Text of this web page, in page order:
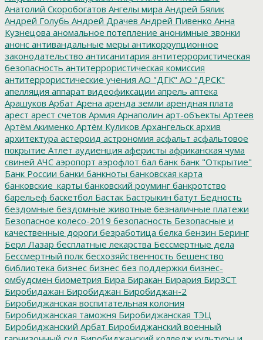
Анатолий Скоробогатов Ангелы мира Андрей Бялик
Андрей Голубь Андрей Драчев Андрей Пивенко Анна
Кузнецова аномальное потепление анонимные звонки
анонс антивандальные меры антикоррупционное
законодательство антисанитария антитеррористическая
безопасность антитеррористическая комиссия
антитеррористические учения АО "ДГК" АО "ДРСК"
апелляция аппарат видеофиксации апрель аптека
Арашуков Арбат Арена аренда земли арендная плата
арест арест счетов Армия Арнаполин арт-объекты Артеев
Артём Акименко Артём Куликов Архангельск архив
архитектура астероид астрономия асфальт асфальтовое
покрытие Атлет аудиенция аферисты африканская чума
свиней АЧС аэропорт аэрофлот бал банк банк "Открытие"
Банк России банки банкноты банковская карта
банковские_карты банковский роуминг банкротство
барельеф баскетбол Бастак Бастрыкин батут Бедность
бездомные бездомные животные безналичные платежи
Безопасное колесо-2019 безопасность Безопасные и
качественные дороги безработица белка бензин Беринг
Берл Лазар бесплатные лекарства Бессмертные дела
Бессмертный полк бесхозяйственность бешенство
библиотека бизнес бизнес без поддержки бизнес-
омбудсмен биометрия Бира Биракан Бирария БирЗСТ
Биробидажан Биробиджан Биробиджан-2
Биробиджанская воспитательная колония
Биробиджанская таможня Биробиджанская ТЭЦ
Биробиджанский Арбат Биробиджанский военный